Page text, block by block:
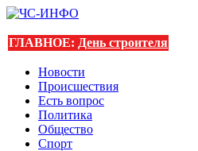
ГЛАВНОЕ: День строителя
Новости
Происшествия
Есть вопрос
Политика
Общество
Спорт